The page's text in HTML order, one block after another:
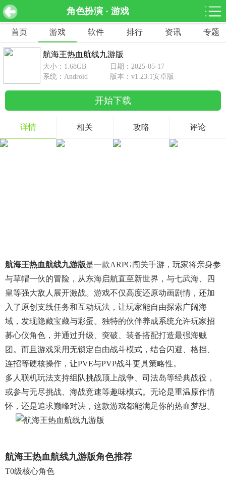
角色扮演 · 游戏
网游分类 软件分类
休闲益智
462款游戏
赛车竞速
122款游戏
43款游戏
1642款游戏
动作射击
351款游戏
69款游戏
经营养成
策略塔防
冒险解谜
首页 游戏 软件 排行 资讯 专题
航海王热血航线九游版 v1.23.1安卓版 下载
航海王热血航线九游版
大小：1.68GB
日期：2025-05-17
系统：Android
版本：v1.23.1安卓版
开始下载
详情 相关 攻略 评论
航海王热血航线九游版是一款ARPG闯关手游，玩家将亲身参
与草帽一伙的冒险，从东海启航直至新世界，与七武海、四
皇等强大敌人展开激战。游戏不仅高度还原动画剧情，还加
入了原创支线任务和互动玩法，让玩家能自由探索广阔海
域，发现隐藏宝藏与彩蛋。独特的伙伴养成系统允许玩家招
募心仪角色，并通过升级、突破、装备搭配打造最强海贼
团。而且游戏采用无锁定自由战斗模式，结合闪避、格挡、
连招等硬核操作，让PVE与PVP战斗更具策略性。
多人联机玩法支持组队挑战顶上战争、司法岛等经典战役，
或参与无尽挑战、海战竞速等趣味模式。无论是重温原作情
怀，还是追求巅峰对决，这款游戏都能满足你的热血梦想。
航海王热血航线九游版角色推荐
T0级核心角色‌